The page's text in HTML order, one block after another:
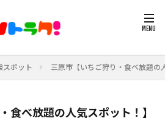
スポット 三原市【いちご狩り・食べ放題の
食べ放題の人気スポット！】